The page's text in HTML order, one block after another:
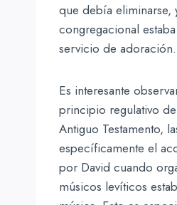
que debía eliminarse,
congregacional
servicio de adoración.
Es interesante
principio regulativo
Antiguo Testamento,
específicamente el
por David cuando
músicos levíticos